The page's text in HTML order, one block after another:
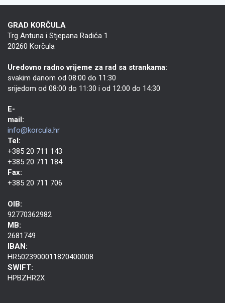
GRAD KORČULA
Trg Antuna i Stjepana Radića 1
20260 Korčula
Uredovno radno vrijeme za rad sa strankama:
svakim danom od 08:00 do 11:30
srijedom od 08:00 do 11:30 i od 12:00 do 14:30
E-
mail:
info@korcula.hr
Tel:
+385 20 711 143
+385 20 711 184
Fax:
+385 20 711 706
OIB:
92770362982
MB:
2681749
IBAN:
HR5023900011820400008
SWIFT:
HPBZHR2X